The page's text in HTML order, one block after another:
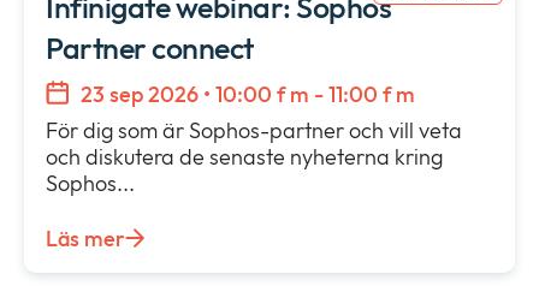
Om oss
Nyhetsrum
or
Partner connect
23 sep 2026 • 10:00 f m - 11:00 f m
För dig som är Sophos-partner och vill veta
och diskutera de senaste nyheterna kring
Sophos...
Läs mer